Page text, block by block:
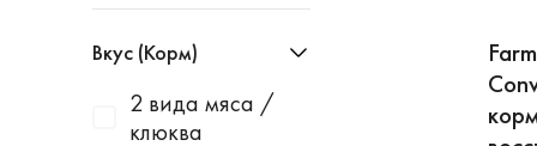
Bowl Wow
Brit
Cat's White
для котят и
щенков
для кошек
для кошек и
Вкус (Корм)
2 вида мяса /
клюква